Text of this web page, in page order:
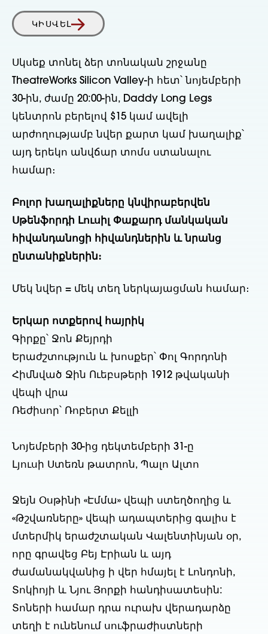
ԿԻՍՎԵԼ
Սկսեք տոնել ձեր տոնական շրջանը
TheatreWorks Silicon Valley-ի հետ՝ նոյեմբերի
30-ին, ժամը 20:00-ին, Daddy Long Legs
կենտրոն բերելով $15 կամ ավելի
արժողությամբ նվեր քարտ կամ խաղալիք՝
այդ երեկո անվճար տոմս ստանալու
համար։
Բոլոր խաղալիքները կնվիրաբերվեն
Սթենֆորդի Լուսիլ Փաքարդ մանկական
հիվանդանոցի հիվանդներին և նրանց
ընտանիքներին։
Մեկ նվեր = մեկ տեղ ներկայացման համար։
Երկար ոտքերով հայրիկ
Գիրքը՝ Ջոն Քեյրդի
Երաժշտություն և խոսքեր՝ Փոլ Գորդոնի
Հիմնված Ջին Ուեբսթերի 1912 թվականի
վեպի վրա
Ռեժիսոր՝ Ռոբերտ Քելլի
Նոյեմբերի 30-ից դեկտեմբերի 31-ը
Լյուսի Ստեռն թատրոն, Պալո Ալտո
Ջեյն Օսթինի «Էմմա» վեպի ստեղծողից և
«Թշվառները» վեպի ադապտերից գալիս է
մտերմիկ երաժշտական Վալենտինյան օր,
որը գրավեց Բեյ Էրիան և այդ
ժամանակվանից ի վեր հմայել է Լոնդոնի,
Տոկիոյի և Նյու Յորքի հանդիսատեսին:
Տոների համար դրա ուրախ վերադարձը
տեղի է ունենում սուֆրաժիստների